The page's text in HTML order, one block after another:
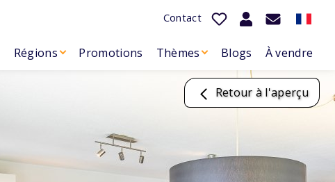
Contact
Régions Promotions Thèmes Blogs À vendre
Retour à l'aperçu